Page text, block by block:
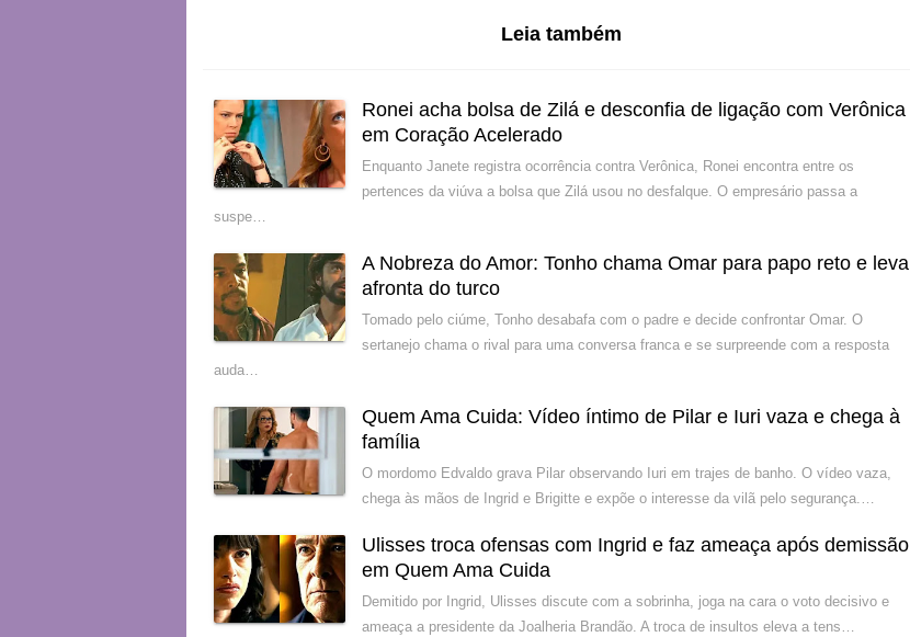
Leia também
Ronei acha bolsa de Zilá e desconfia de ligação com Verônica
em Coração Acelerado
Enquanto Janete registra ocorrência contra Verônica, Ronei encontra entre os
pertences da viúva a bolsa que Zilá usou no desfalque. O empresário passa a
suspe…
A Nobreza do Amor: Tonho chama Omar para papo reto e leva
afronta do turco
Tomado pelo ciúme, Tonho desabafa com o padre e decide confrontar Omar. O
sertanejo chama o rival para uma conversa franca e se surpreende com a resposta
auda…
Quem Ama Cuida: Vídeo íntimo de Pilar e Iuri vaza e chega à
família
O mordomo Edvaldo grava Pilar observando Iuri em trajes de banho. O vídeo vaza,
chega às mãos de Ingrid e Brigitte e expõe o interesse da vilã pelo segurança.…
Ulisses troca ofensas com Ingrid e faz ameaça após demissão
em Quem Ama Cuida
Demitido por Ingrid, Ulisses discute com a sobrinha, joga na cara o voto decisivo e
ameaça a presidente da Joalheria Brandão. A troca de insultos eleva a tens…